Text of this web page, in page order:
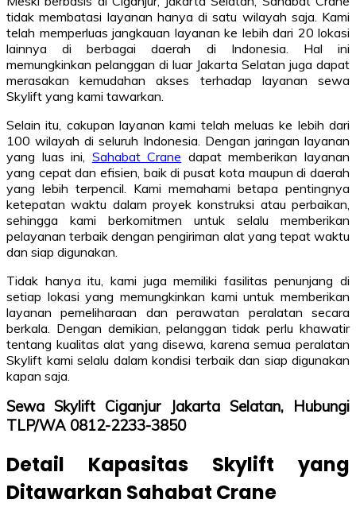
tidak membatasi layanan hanya di satu wilayah saja. Kami
telah memperluas jangkauan layanan ke lebih dari 20 lokasi
lainnya di berbagai daerah di Indonesia. Hal ini
memungkinkan pelanggan di luar Jakarta Selatan juga dapat
merasakan kemudahan akses terhadap layanan sewa
Skylift yang kami tawarkan.
Selain itu, cakupan layanan kami telah meluas ke lebih dari
100 wilayah di seluruh Indonesia. Dengan jaringan layanan
yang luas ini, Sahabat Crane dapat memberikan layanan
yang cepat dan efisien, baik di pusat kota maupun di daerah
yang lebih terpencil. Kami memahami betapa pentingnya
ketepatan waktu dalam proyek konstruksi atau perbaikan,
sehingga kami berkomitmen untuk selalu memberikan
pelayanan terbaik dengan pengiriman alat yang tepat waktu
dan siap digunakan.
Tidak hanya itu, kami juga memiliki fasilitas penunjang di
setiap lokasi yang memungkinkan kami untuk memberikan
layanan pemeliharaan dan perawatan peralatan secara
berkala. Dengan demikian, pelanggan tidak perlu khawatir
tentang kualitas alat yang disewa, karena semua peralatan
Skylift kami selalu dalam kondisi terbaik dan siap digunakan
kapan saja.
Sewa Skylift Ciganjur Jakarta Selatan, Hubungi
TLP/WA 0812-2233-3850
Detail Kapasitas Skylift yang
Ditawarkan Sahabat Crane